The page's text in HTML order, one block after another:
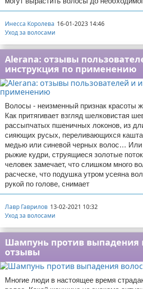
Инесса Королева 16-01-2023 14:46
Уход за волосами
Alerana: отзывы
инструкция по применению
Волосы - неизменный признак красоты
Как притягивает взгляд шелковистая
рассыпчатых пшеничных локонов, из
сияющих русых, переливающихся
медью или синевой черных волос…
рыжие кудри, струящиеся золотые
человек замечает, что слишком много
расческе, что подушка утром усеяна
рукой по голове, снимает
Лавр Гаврилов 13-02-2021 10:32
Уход за волосами
Шампунь против выпадения
отзывы
Многие люди в настоящее время